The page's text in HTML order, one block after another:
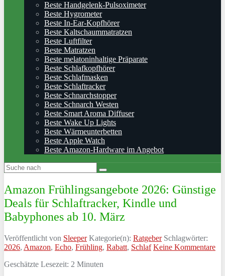
Beste Handgelenk-Pulsoximeter
Beste Hygrometer
Beste In-Ear-Kopfhörer
Beste Kaltschaummatratzen
Beste Luftfilter
Beste Matratzen
Beste melatoninhaltige Präparate
Beste Schlafkopfhörer
Beste Schlafmasken
Beste Schlaftracker
Beste Schnarchstopper
Beste Schnarch Westen
Beste Smart Aroma Diffuser
Beste Wake Up Lights
Beste Wärmeunterbetten
Beste Apple Watch
Beste Amazon-Hardware im Angebot
Amazon Frühlingsangebote 2026: Günstige
Deals für Schlaftracker, Kindle und
Babyphones ab 10. März
Veröffentlicht von Sleeper Kategorie(n): RatgeberSchlagwörter:
2026, Amazon, Echo, Frühling, Rabatt, Schlaf Keine Kommentare
Geschätzte Lesezeit: 2 Minuten